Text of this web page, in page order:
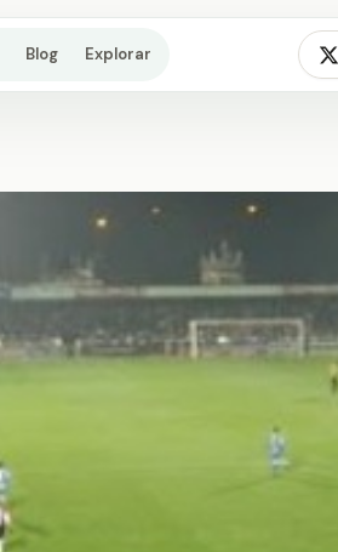
Blog Explorar